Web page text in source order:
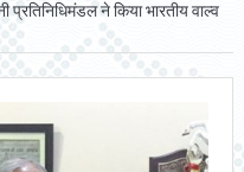
प्रतिनिधिमंडल ने किया भारतीय वाल्व